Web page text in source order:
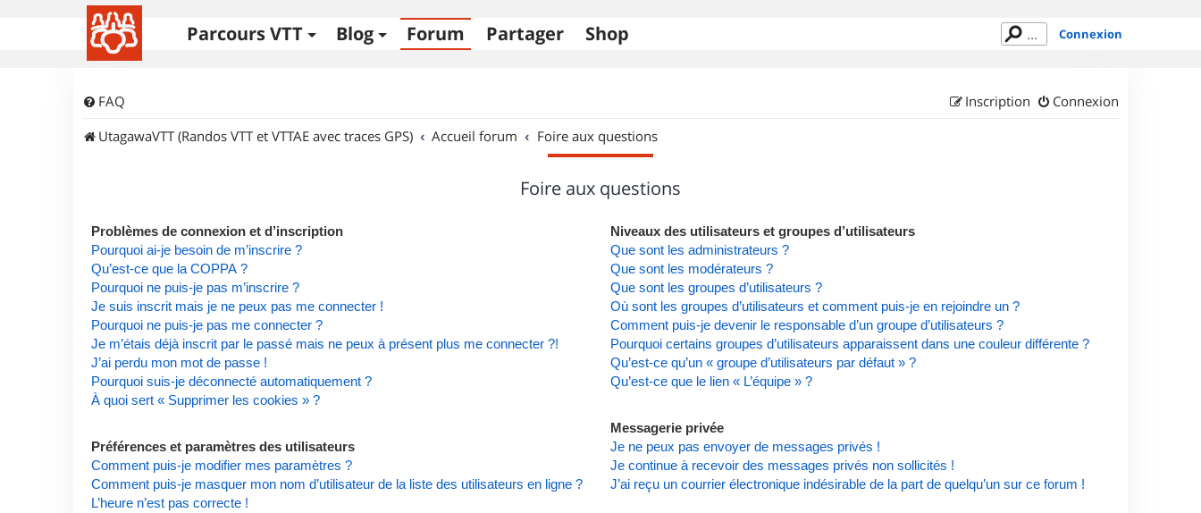
Parcours VTT Blog Forum Partager Shop Connexion
FAQ Connexion
Inscription
UtagawaVTT (Randos VTT et VTTAE avec traces GPS)
Accueil forum Foire aux questions
Foire aux questions
Problèmes de connexion et d’inscription
Pourquoi ai-je besoin de m’inscrire ?
Qu’est-ce que la COPPA ?
Pourquoi ne puis-je pas m’inscrire ?
Je suis inscrit mais je ne peux pas me connecter !
Pourquoi ne puis-je pas me connecter ?
Je m’étais déjà inscrit par le passé mais ne peux à présent plus me connecter ?!
J’ai perdu mon mot de passe !
Pourquoi suis-je déconnecté automatiquement ?
À quoi sert « Supprimer les cookies » ?
Préférences et paramètres des utilisateurs
Comment puis-je modifier mes paramètres ?
Comment puis-je masquer mon nom d’utilisateur de la liste des utilisateurs en ligne ?
L’heure n’est pas correcte !
Niveaux des utilisateurs et groupes d’utilisateurs
Que sont les administrateurs ?
Que sont les modérateurs ?
Que sont les groupes d’utilisateurs ?
Où sont les groupes d’utilisateurs et comment puis-je en rejoindre un ?
Comment puis-je devenir le responsable d’un groupe d’utilisateurs ?
Pourquoi certains groupes d’utilisateurs apparaissent dans une couleur différente ?
Qu’est-ce qu’un « groupe d’utilisateurs par défaut » ?
Qu’est-ce que le lien « L’équipe » ?
Messagerie privée
Je ne peux pas envoyer de messages privés !
Je continue à recevoir des messages privés non sollicités !
J’ai reçu un courrier électronique indésirable de la part de quelqu’un sur ce forum !